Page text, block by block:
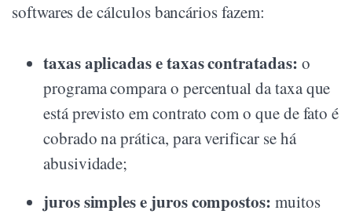
softwares de cálculos bancários fazem:
taxas aplicadas e taxas contratadas: o
programa compara o percentual da taxa que
está previsto em contrato com o que de fato é
cobrado na prática, para verificar se há
abusividade;
juros simples e juros compostos: muitos